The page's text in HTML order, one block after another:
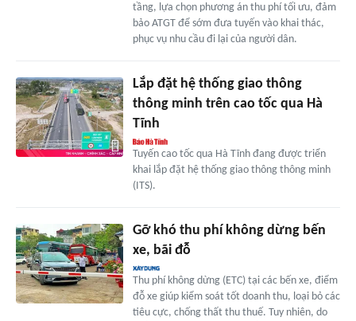
tầng, lựa chọn phương án thu phí tối ưu, đảm
bảo ATGT để sớm đưa tuyến vào khai thác,
phục vụ nhu cầu đi lại của người dân.
Lắp đặt hệ thống giao thông
thông minh trên cao tốc qua Hà
Tĩnh
Tuyến cao tốc qua Hà Tĩnh đang được triển
khai lắp đặt hệ thống giao thông thông minh
(ITS).
Gỡ khó thu phí không dừng bến
xe, bãi đỗ
Thu phí không dừng (ETC) tại các bến xe, điểm
đỗ xe giúp kiểm soát tốt doanh thu, loại bỏ các
tiêu cực, chống thất thu thuế. Tuy nhiên, do